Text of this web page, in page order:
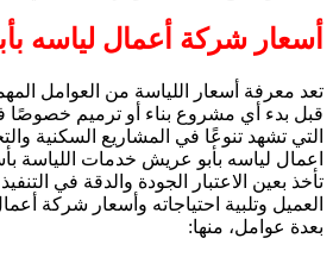
أسعار شركة أعمال لياسه
تعد معرفة أسعار اللياسة من العوامل
قبل بدء أي مشروع بناء أو ترميم خصوصًا
التي تشهد تنوعًا في المشاريع السكنية
اعمال لياسه بأبو عريش خدمات اللياسة
تأخذ بعين الاعتبار الجودة والدقة في
العميل وتلبية احتياجاته وأسعار شركة
بعدة عوامل، منها: